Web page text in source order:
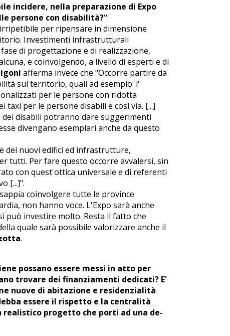
incidere, nella preparazione di Expo
persone con disabilità?"
per ripensare in dimensione
Investimenti infrastrutturali
di progettazione e di realizzazione,
e coinvolgendo, a livello di esperti e di
afferma invece che "Occorre partire da
sul territorio, quali ad esempio: l'
per le persone con ridotta
per le persone disabili e così via. [...]
dei disabili potranno dare suggerimenti
divengano esemplari anche da questo
dei nuovi edifici ed infrastrutture,
tutti. Per fare questo occorre avvalersi, sin
con quest'ottica universale e di referenti
[...]".
coinvolgere tutte le province
non hanno voce. L'Expo sarà anche
può investire molto. Resta il fatto che
quale sarà possibile valorizzare anche il
.
possano essere messi in atto per
trovare dei finanziamenti dedicati? E'
nuove di abitazione e residenzialità
essere il rispetto e la centralità
progetto che porti ad una de-